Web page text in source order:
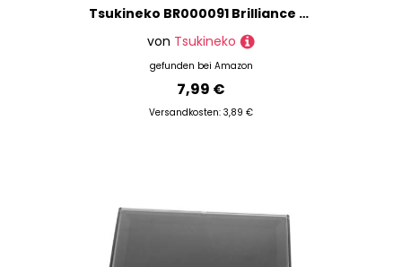
Tsukineko BR000091 Brilliance Galaxy Pad, Goldtinte
von Tsukineko
gefunden bei Amazon
7,99 €
Versandkosten: 3,89 €